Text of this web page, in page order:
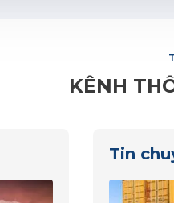
KÊNH
Tin